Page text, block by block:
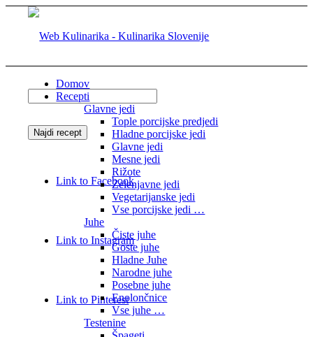
Link to Facebook
Link to Instagram
Link to Pinterest
Domov
Recepti
Glavne jedi
Tople porcijske predjedi
Hladne porcijske jedi
Glavne jedi
Mesne jedi
Rižote
Zelenjavne jedi
Vegetarijanske jedi
Vse porcijske jedi …
Juhe
Čiste juhe
Goste juhe
Hladne Juhe
Narodne juhe
Posebne juhe
Enolončnice
Vse juhe …
Testenine